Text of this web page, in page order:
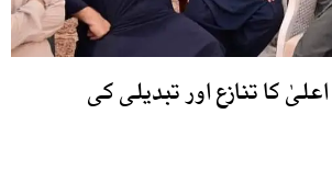
کا تنازع اور تبدیلی کی